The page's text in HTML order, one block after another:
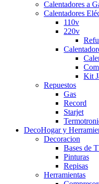
Calentadores a
Calentadores
110v
220v
Kit
Repuestos
Gas
Record
Starjet
DecoHogar y
Decoracion
Bases de
Pinturas
Repisas
Herramientas